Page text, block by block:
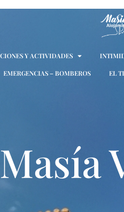
Y ACTIVIDADES
EMERGENCIAS – BOMBEROS EL
Masía